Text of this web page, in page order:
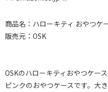
商品名：ハローキティ おやつケ
販売元：OSK
OSKのハローキティおやつケー
ピンクのおやつケースです。